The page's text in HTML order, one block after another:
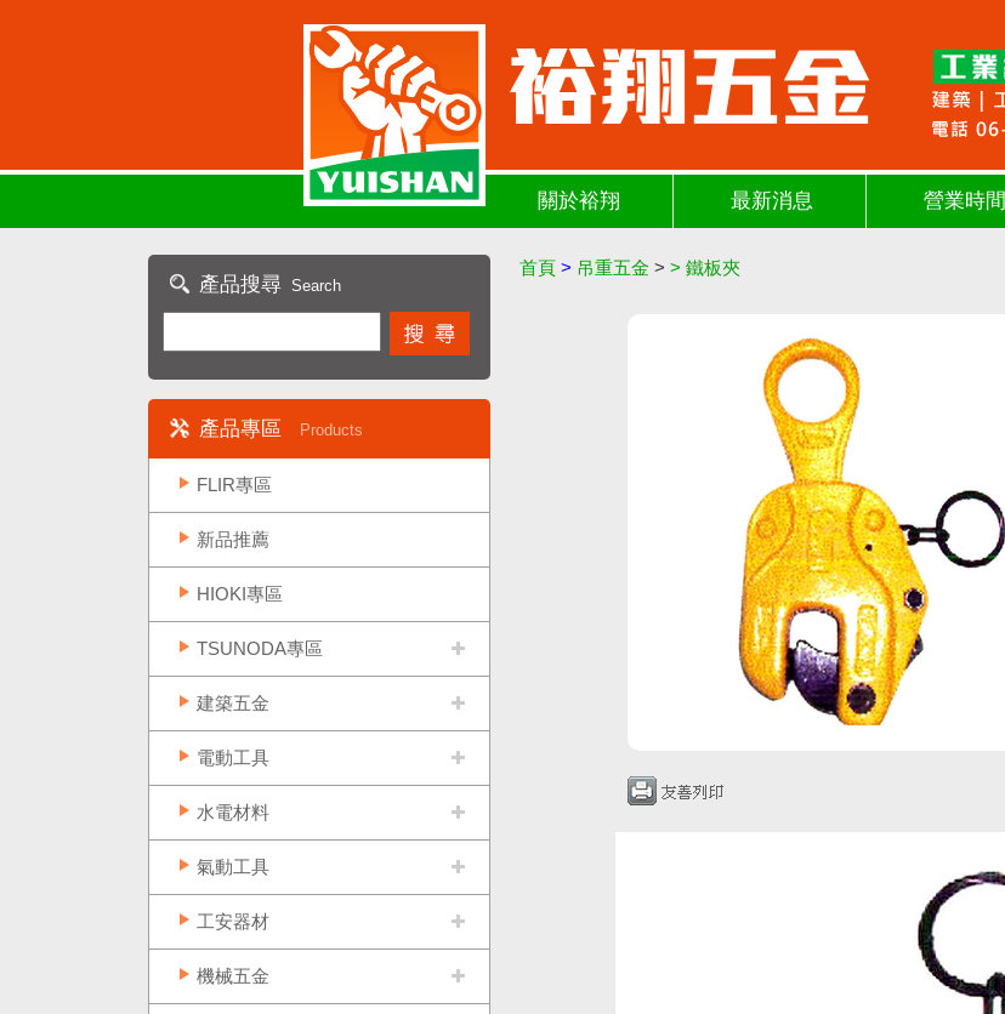
關於裕翔 最新消息 營業時間
產品搜尋 Search
產品專區 Products
FLIR專區
新品推薦
HIOKI專區
TSUNODA專區
建築五金
電動工具
水電材料
氣動工具
工安器材
機械五金
首頁 > 吊重五金 > > 鐵板夾